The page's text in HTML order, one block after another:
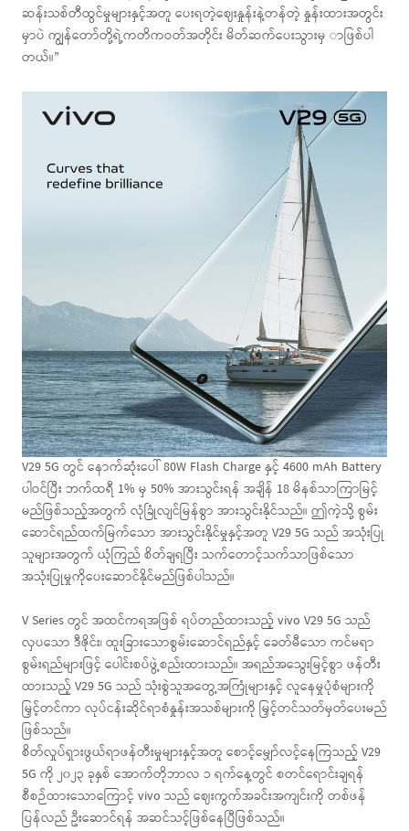
ဆန်းသစ်တီထွင်မှုများနှင့်အတူ ပေးရတဲ့ဈေးနှုန်းနဲ့တန်တဲ့ နှုန်းထားအတွင်း
မှာပဲ ကျွန်တော်တို့ရဲ့ကတိကဝတ်အတိုင်း မိတ်ဆက်ပေးသွားမှ ာဖြစ်ပါ
တယ်။”
V29 5G တွင် နောက်ဆုံးပေါ် 80W Flash Charge နှင့် 4600 mAh Battery
ပါဝင်ပြီး ဘက်ထရီ 1% မှ 50% အားသွင်းရန် အချိန် 18 မိနစ်သာကြာမြင့်
မည်ဖြစ်သည့်အတွက် လုံခြုံလျင်မြန်စွာ အားသွင်းနိုင်သည်။ ဤကဲ့သို့ စွမ်း
ဆောင်ရည်ထက်မြက်သော အားသွင်းနိုင်မှုနှင့်အတူ V29 5G သည် အသုံးပြု
သူများအတွက် ယုံကြည် စိတ်ချရပြီး သက်တောင့်သက်သာဖြစ်သော
အသုံးပြုမှုကိုပေးဆောင်နိုင်မည်ဖြစ်ပါသည်။
V Series တွင် အထင်ကရအဖြစ် ရပ်တည်ထားသည့် vivo V29 5G သည်
လှပသော ဒီဇိုင်း၊ ထူးခြားသောစွမ်းဆောင်ရည်နှင့် ခေတ်မီသော ကင်မရာ
စွမ်းရည်များဖြင့် ပေါင်းစပ်ဖွဲ့စည်းထားသည်။ အရည်အသွေးမြင့်စွာ ဖန်တီး
ထားသည့် V29 5G သည် သုံးစွဲသူအတွေ့အကြုံများနှင့် လူနေမှုပုံစံများကို
မြှင့်တင်ကာ လုပ်ငန်းဆိုင်ရာစံနှုန်းအသစ်များကို မြှင့်တင်သတ်မှတ်ပေးမည်
ဖြစ်သည်။
စိတ်လှုပ်ရှားဖွယ်ရာဖန်တီးမှုများနှင့်အတူ စောင့်မျှော်လင့်နေကြသည့် V29
5G ကို ၂၀၂၃ ခုနှစ် အောက်တိုဘာလ ၁ ရက်နေ့တွင် စတင်ရောင်းချရန်
စီစဉ်ထားသောကြောင့် vivo သည် ဈေးကွက်အခင်းအကျင်းကို တစ်ဖန်
ပြန်လည် ဦးဆောင်ရန် အဆင်သင့်ဖြစ်နေပြီဖြစ်သည်။